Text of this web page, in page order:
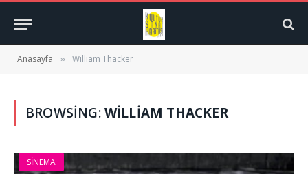
Anasayfa » William Thacker
BROWSING:WILLIAM THACKER
SINEMA